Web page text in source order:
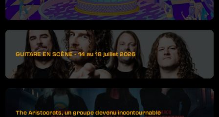
GUITARE EN SCÈNE - 14 au 18 juillet 2026
The Aristocrats, un groupe devenu incontournable